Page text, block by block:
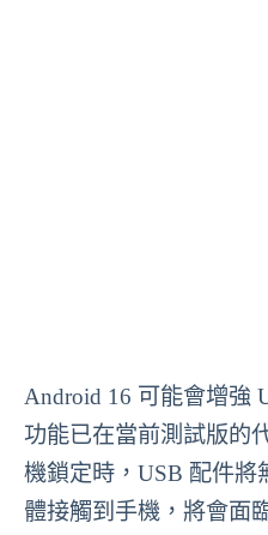
Android 16 可能會增強
功能已在當前測試版的
機鎖定時，USB 配件將
體接觸到手機，將會面